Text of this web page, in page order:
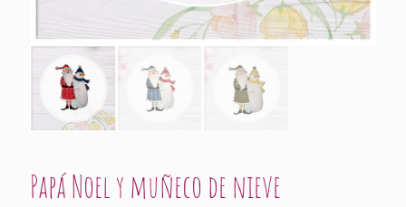
Papá Noel y muñeco de nieve